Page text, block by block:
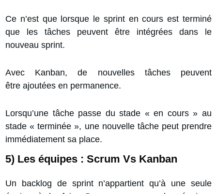
Ce n’est que lorsque le sprint en cours est terminé
que les tâches peuvent être intégrées dans le
nouveau sprint.
Avec Kanban, de nouvelles tâches peuvent
être ajoutées en permanence.
Lorsqu’une tâche passe du stade « en cours » au
stade « terminée », une nouvelle tâche peut prendre
immédiatement sa place.
5) Les équipes : Scrum Vs Kanban
Un backlog de sprint n’appartient qu’à une seule